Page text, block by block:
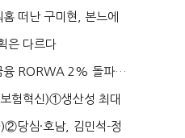
년...
홈 떠난 구미현, 본느에
...
은 다르다
융 RORWA 2% 돌파…
행 ...
험혁신)①생산성 최대
실...
당심·호남, 김민석-정